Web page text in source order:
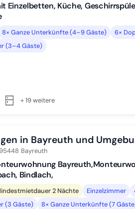
Einzelbetten, Küche,
8× Ganze Unterkünfte (4–9 Gäste) 6×
(3–4 Gäste)
+ 19 weitere
in Bayreuth und
95448 Bayreuth
Bindlach,
2 Nächte Einzelzimmer
(3 Gäste)
8× Ganze Unterkünfte (7